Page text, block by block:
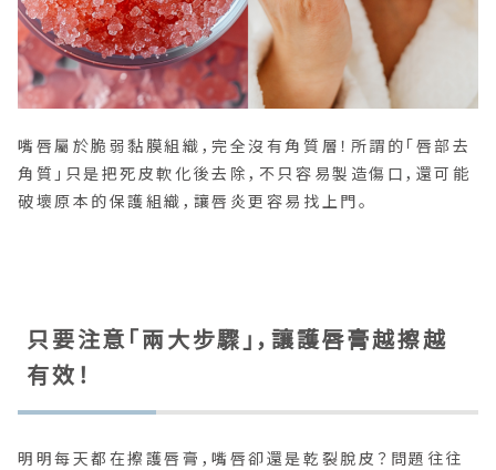
嘴唇屬於脆弱黏膜組織，完全沒有角質層！所謂的「唇部去
角質」只是把死皮軟化後去除，不只容易製造傷口，還可能
破壞原本的保護組織，讓唇炎更容易找上門。
只要注意「兩大步驟」，讓護唇膏越擦越
有效！
明明每天都在擦護唇膏，嘴唇卻還是乾裂脫皮？問題往往